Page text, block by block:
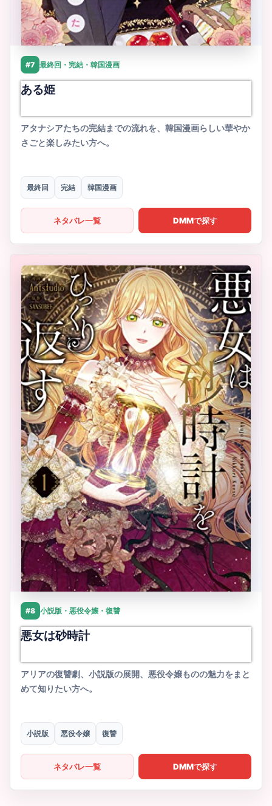
#7 最終回・完結・韓国漫画
ある姫
アタナシアたちの完結までの流れを、韓国漫画らしい華やか
さごと楽しみたい方へ。
最終回 完結 韓国漫画
ネタバレ一覧 DMMで探す
#8 小説版・悪役令嬢・復讐
悪女は砂時計
アリアの復讐劇、小説版の展開、悪役令嬢ものの魅力をまと
めて知りたい方へ。
小説版 悪役令嬢 復讐
ネタバレ一覧 DMMで探す